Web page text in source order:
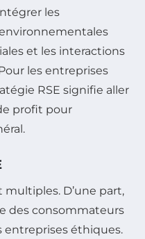
les
et les interactions
les entreprises
RSE signifie aller
profit pour
multiples. D’une part,
des consommateurs
éthiques.